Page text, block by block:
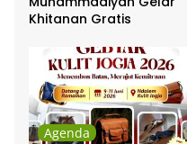
Khitanan Gratis
Agenda